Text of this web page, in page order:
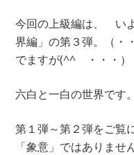
今回の上級編は、 い
界編」の第３弾。（・
でますが(^^ゞ・・・）
六白と一白の世界です。
第１弾～第２弾をご覧
「象意」ではありま